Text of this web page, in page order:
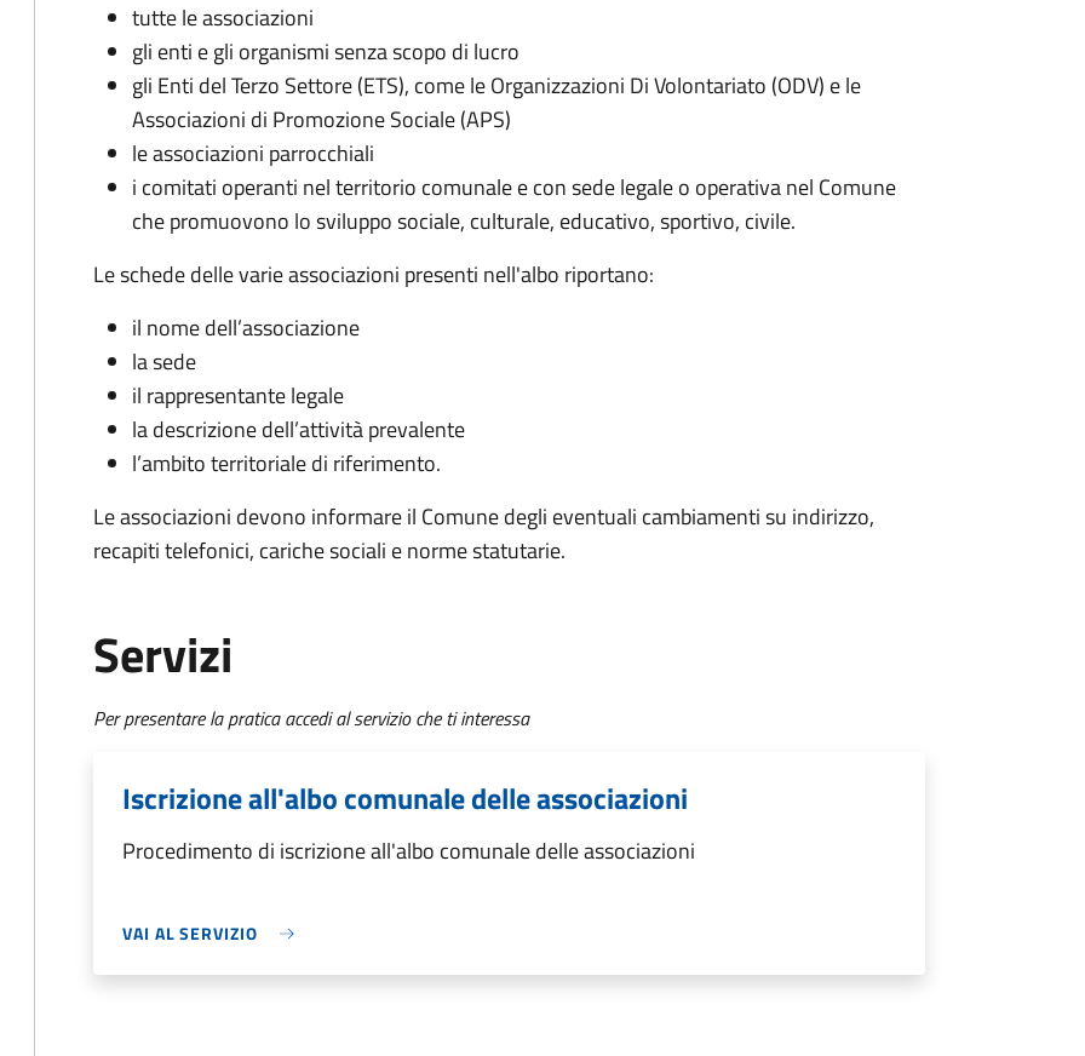
tutte le associazioni
gli enti e gli organismi senza scopo di lucro
gli Enti del Terzo Settore (ETS), come le Organizzazioni Di Volontariato (ODV) e le
Associazioni di Promozione Sociale (APS)
le associazioni parrocchiali
i comitati operanti nel territorio comunale e con sede legale o operativa nel Comune
che promuovono lo sviluppo sociale, culturale, educativo, sportivo, civile.
Le schede delle varie associazioni presenti nell'albo riportano:
il nome dell’associazione
la sede
il rappresentante legale
la descrizione dell’attività prevalente
l’ambito territoriale di riferimento.
Le associazioni devono informare il Comune degli eventuali cambiamenti su indirizzo,
recapiti telefonici, cariche sociali e norme statutarie.
Servizi
Per presentare la pratica accedi al servizio che ti interessa
Iscrizione all'albo comunale delle associazioni
Procedimento di iscrizione all'albo comunale delle associazioni
VAI AL SERVIZIO